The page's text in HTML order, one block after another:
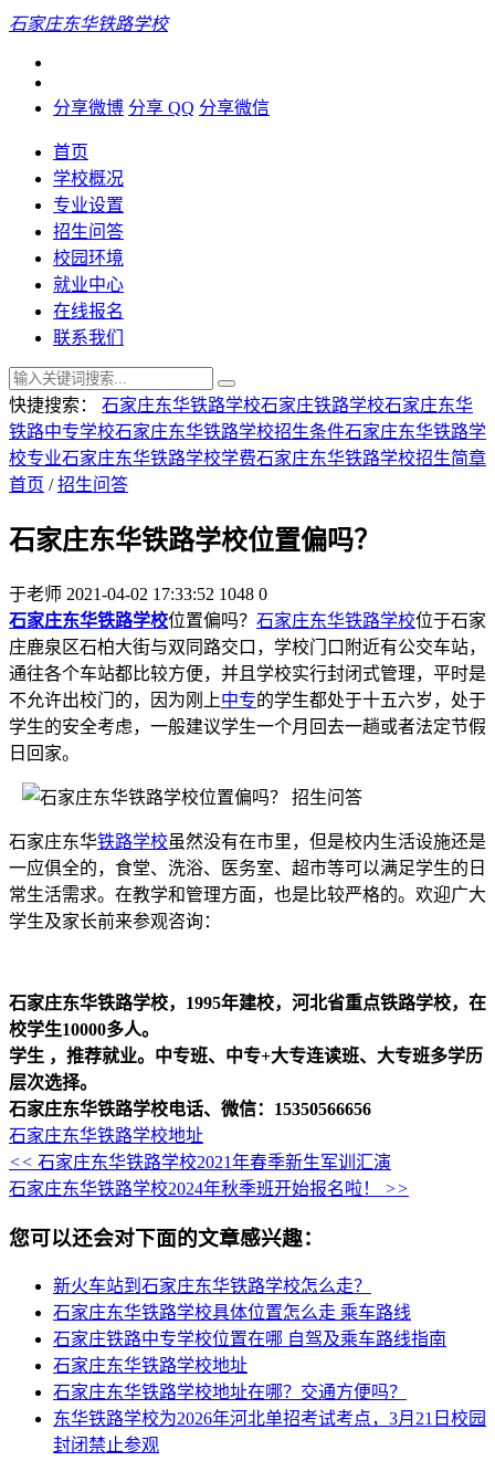
石家庄东华铁路学校
分享微博 分享 QQ 分享微信
首页
学校概况
专业设置
招生问答
校园环境
就业中心
在线报名
联系我们
快捷搜索： 石家庄东华铁路学校石家庄铁路学校石家庄东华
铁路中专学校石家庄东华铁路学校招生条件石家庄东华铁路学
校专业石家庄东华铁路学校学费石家庄东华铁路学校招生简章
首页 /招生问答
石家庄东华铁路学校位置偏吗？
于老师 2021-04-02 17:33:52 1048 0
石家庄东华铁路学校位置偏吗？ 石家庄东华铁路学校位于石家
庄鹿泉区石柏大街与双同路交口，学校门口附近有公交车站，
通往各个车站都比较方便，并且学校实行封闭式管理，平时是
不允许出校门的，因为刚上中专的学生都处于十五六岁，处于
学生的安全考虑，一般建议学生一个月回去一趟或者法定节假
日回家。
石家庄东华铁路学校虽然没有在市里，但是校内生活设施还是
一应俱全的，食堂、洗浴、医务室、超市等可以满足学生的日
常生活需求。在教学和管理方面，也是比较严格的。欢迎广大
学生及家长前来参观咨询：
石家庄东华铁路学校，1995年建校，河北省重点铁路学校，在
校学生10000多人。
学生 ，推荐就业。中专班、中专+大专连读班、大专班多学历
层次选择。
石家庄东华铁路学校电话、微信：15350566656
石家庄东华铁路学校地址
<< 石家庄东华铁路学校2021年春季新生军训汇演
石家庄东华铁路学校2024年秋季班开始报名啦！ >>
您可以还会对下面的文章感兴趣：
新火车站到石家庄东华铁路学校怎么走？
石家庄东华铁路学校具体位置怎么走 乘车路线
石家庄铁路中专学校位置在哪 自驾及乘车路线指南
石家庄东华铁路学校地址
石家庄东华铁路学校地址在哪？交通方便吗？
东华铁路学校为2026年河北单招考试考点，3月21日校园
封闭禁止参观